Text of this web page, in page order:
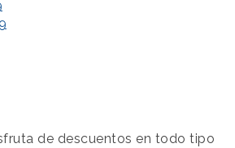
de descuentos en todo tipo